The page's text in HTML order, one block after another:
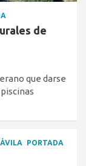
de
que darse
PORTADA